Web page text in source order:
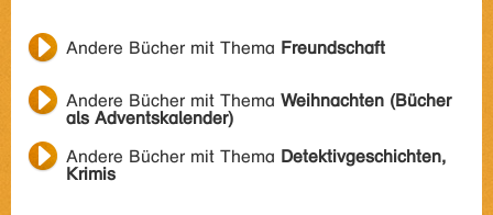
Andere Bücher mit Thema Freundschaft
Andere Bücher mit Thema Weihnachten (Bücher
als Adventskalender)
Andere Bücher mit Thema Detektivgeschichten,
Krimis